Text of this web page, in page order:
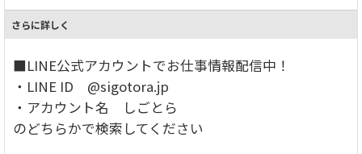
さらに詳しく
■LINE公式アカウントでお仕事情報配信中！
・LINE ID @sigotora.jp
・アカウント名 しごとら
のどちらかで検索してください